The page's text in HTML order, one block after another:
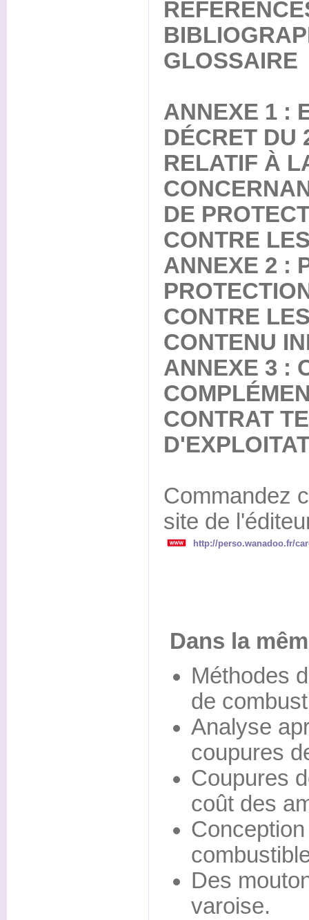
GLOSSAIRE
ANNEXE 1 :
DÉCRET DU
RELATIF À
DE
CONTRE
ANNEXE 2 :
CONTRE
CONTENU
ANNEXE 3 :
CONTRAT
Commandez
site de
http://perso.wanadoo.fr/
Dans la
Méthodes
de
Analyse
coupures
Coupures
coût des
Des
varoise.